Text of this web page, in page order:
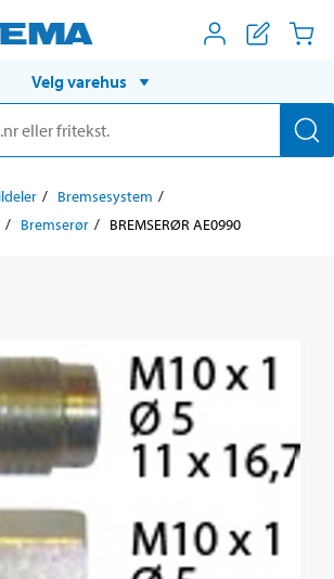
Velg varehus
Bremsesystem
Bremserør BREMSERØR AE0990